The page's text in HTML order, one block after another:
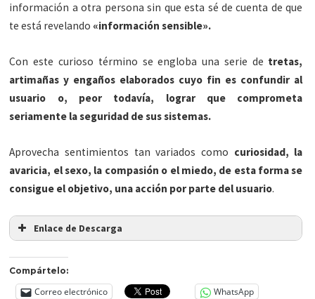
información a otra persona sin que esta sé de cuenta de que
te está revelando «información sensible».
Con este curioso término se engloba una serie de tretas,
artimañas y engaños elaborados cuyo fin es confundir al
usuario o, peor todavía, lograr que comprometa
seriamente la seguridad de sus sistemas.
Aprovecha sentimientos tan variados como curiosidad, la
avaricia, el sexo, la compasión o el miedo, de esta forma se
consigue el objetivo, una acción por parte del usuario.
Enlace de Descarga
Compártelo:
Correo electrónico
WhatsApp